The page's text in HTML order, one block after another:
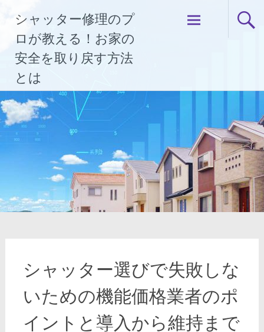
ス
キ
ッ
プ
シャッター修理のプ
ロが教える！お家の
安全を取り戻す方法
とは
シャッター選びで失敗しな
いための機能価格業者のポ
イントと導入から維持まで